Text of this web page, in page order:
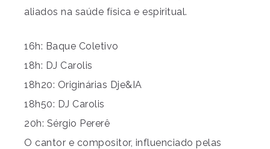
aliados na saúde física e espiritual.
16h: Baque Coletivo
18h: DJ Carolis
18h20: Originárias Dje&IA
18h50: DJ Carolis
20h: Sérgio Pererê
O cantor e compositor, influenciado pelas